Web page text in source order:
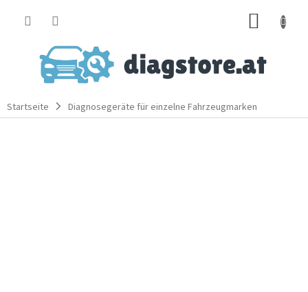
Startseite Diagnosegeräte für einzelne Fahrzeugmarken